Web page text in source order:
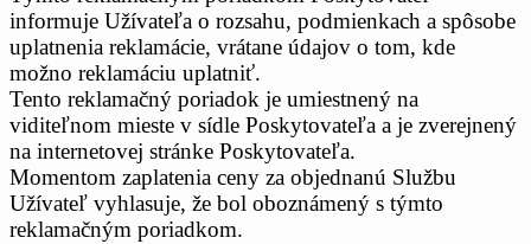
informuje Užívateľa o rozsahu, podmienkach a spôsobe
uplatnenia reklamácie, vrátane údajov o tom, kde
možno reklamáciu uplatniť.
Tento reklamačný poriadok je umiestnený na
viditeľnom mieste v sídle Poskytovateľa a je zverejnený
na internetovej stránke Poskytovateľa.
Momentom zaplatenia ceny za objednanú Službu
Užívateľ vyhlasuje, že bol oboznámený s týmto
reklamačným poriadkom.